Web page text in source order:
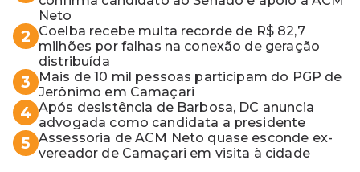
Neto
2
Coelba recebe multa recorde de R$ 82,7
milhões por falhas na conexão de geração
distribuída
3
Mais de 10 mil pessoas participam do PGP de
Jerônimo em Camaçari
4 Após desistência de Barbosa, DC anuncia
advogada como candidata a presidente
5 Assessoria de ACM Neto quase esconde ex-
vereador de Camaçari em visita à cidade